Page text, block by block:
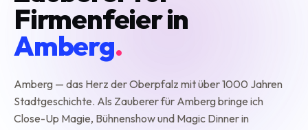
Firmenfeier in
Amberg.
Amberg — das Herz der Oberpfalz mit über 1000 Jahren
Stadtgeschichte. Als Zauberer für Amberg bringe ich
Close-Up Magie, Bühnenshow und Magic Dinner in